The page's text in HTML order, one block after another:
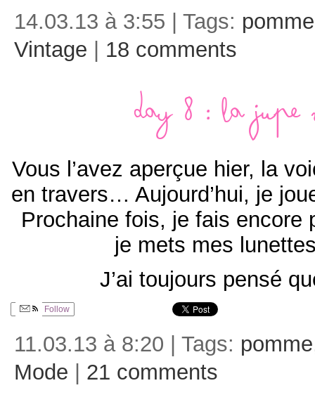
14.03.13 à 3:55 | Tags: pomme
Vintage
18 comments
Day 8 : La
Vous l’avez aperçue hier, la
en travers… Aujourd’hui, je
Prochaine fois, je fais encore
je mets mes
J’ai toujours pensé
Follow
11.03.13 à 8:20 | Tags: pomme
Mode
21 comments